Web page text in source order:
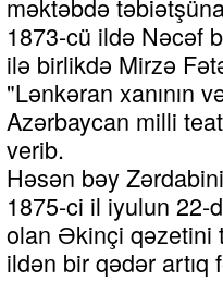
1873-cü ildə Nəcəf
ilə birlikdə Mirzə
"Lənkəran xanının
Azərbaycan milli
verib.
Həsən bəy
1875-ci il iyulun 22-
olan Əkinçi qəzetini
ildən bir qədər